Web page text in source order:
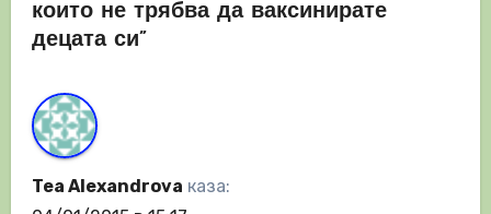
които не трябва да ваксинирате
децата си”
Tea Alexandrova каза: